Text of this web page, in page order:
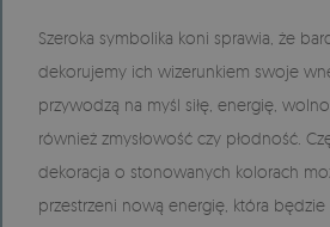
Szeroka symbolika koni sprawia, że
dekorujemy ich wizerunkiem swoje
przywodzą na myśl siłę, energię,
również zmysłowość czy płodność.
dekoracja o stonowanych kolorach
przestrzeni nową energię, która